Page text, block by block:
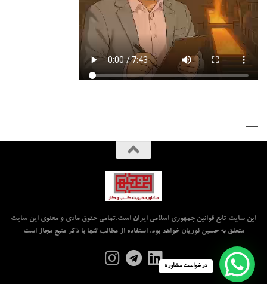
این سایت تابع قوانین جمهوری اسلامی ایران است.تمامی حقوق مادی و معنوی این سایت
متعلق به حسین نوریان خواهد بود. استفاده از مطالب تنها با ذکر منبع مجاز است
درخواست مشاوره